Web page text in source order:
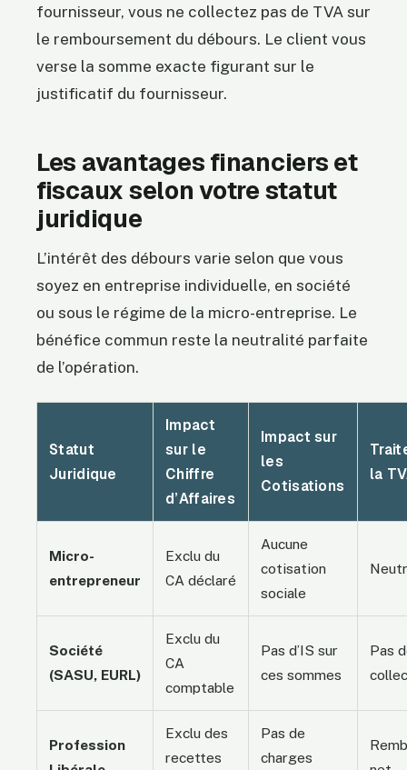
fournisseur, vous ne collectez pas de TVA sur
le remboursement du débours. Le client vous
verse la somme exacte figurant sur le
justificatif du fournisseur.
Les avantages financiers et
fiscaux selon votre statut
juridique
L’intérêt des débours varie selon que vous
soyez en entreprise individuelle, en société
ou sous le régime de la micro-entreprise. Le
bénéfice commun reste la neutralité parfaite
de l’opération.
Statut
Juridique
Impact
sur le
Chiffre
d’Affaires
Impact sur
les
Cotisations
la
Micro-
entrepreneur
Exclu du
CA déclaré
Aucune
cotisation
sociale
Société
(SASU, EURL)
Exclu du
CA
comptable
Pas d’IS sur
ces sommes
Pas
Profession
Exclu des
recettes
Pas de
charges